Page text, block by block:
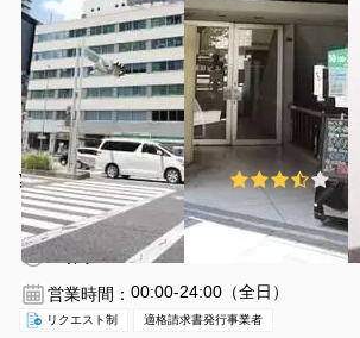
¥3080 〜 ¥3780 /時間 3.5
伏見駅 徒歩2分
愛知県名古屋市中区栄1-5-8
3時間〜
営業時間： 00:00-24:00（全日）
リクエスト制 適格請求書発行事業者